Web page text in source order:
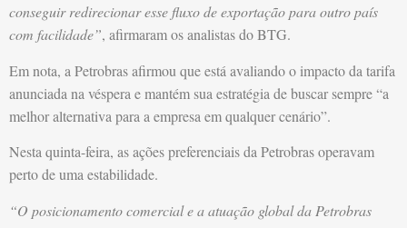
conseguir redirecionar esse fluxo de exportação para outro país
com facilidade”, afirmaram os analistas do BTG.
Em nota, a Petrobras afirmou que está avaliando o impacto da tarifa
anunciada na véspera e mantém sua estratégia de buscar sempre “a
melhor alternativa para a empresa em qualquer cenário”.
Nesta quinta-feira, as ações preferenciais da Petrobras operavam
perto de uma estabilidade.
“O posicionamento comercial e a atuação global da Petrobras